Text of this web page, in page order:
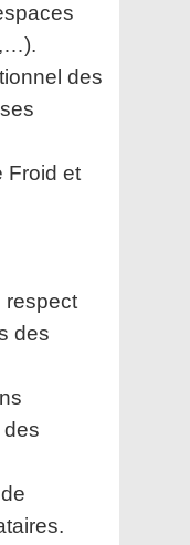
des
Froid et
respect
des